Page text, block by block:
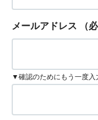
メールアドレス （
▼確認のためにもう一度入